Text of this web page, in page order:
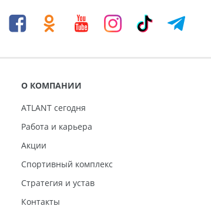
О КОМПАНИИ
ATLANT сегодня
Работа и карьера
Акции
Спортивный комплекс
Стратегия и устав
Контакты